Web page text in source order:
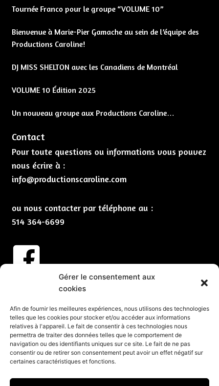
Gérer le consentement aux
cookies
Afin de fournir les meilleures expériences, nous utilisons des technologies
telles que les cookies pour stocker et/ou accéder aux informations
relatives à l'appareil. Le fait de consentir à ces technologies nous
permettra de traiter des données telles que le comportement de
navigation ou des identifiants uniques sur ce site. Le fait de ne pas
consentir ou de retirer son consentement peut avoir un effet négatif sur
certaines caractéristiques et fonctions.
Tournée Franco pour le groupe “VOLUME 10”
Bienvenue à Marie-Pier Gamache au sein de l’équipe des
Productions Caroline!
DJ MISS SHELTON avec les Canadiens de Montréal
VOLUME 10 Édition 2025
Un nouveau groupe aux Productions Caroline…
Contact
Pour toute questions ou informations vous pouvez
nous écrire à :
info@productionscaroline.com
ou nous contacter par téléphone au :
514 364-6699
Abonnez-vous à nos infolettres
Services
Spectacles et animation pour vos partys de Noël
Spectacles pour événements corporatifs
Groupes de musique pour événements
Organisation d’événements corporatifs